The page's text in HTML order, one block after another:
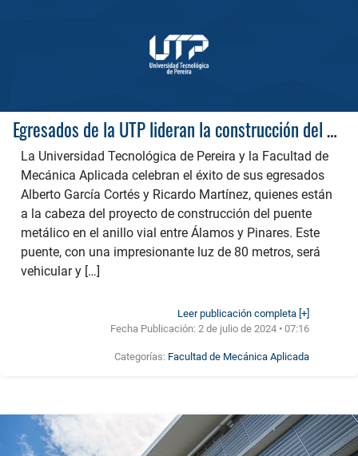
Egresados de la UTP lideran la construcción del Puente Metálico de Álamos-Pinares
La Universidad Tecnológica de Pereira y la Facultad de
Mecánica Aplicada celebran el éxito de sus egresados
Alberto García Cortés y Ricardo Martínez, quienes están
a la cabeza del proyecto de construcción del puente
metálico en el anillo vial entre Álamos y Pinares. Este
puente, con una impresionante luz de 80 metros, será
vehicular y […]
Leer publicación completa [+]
Fecha Publicación:2 de julio de 2024 • 07:16
Categorías: Facultad de Mecánica Aplicada